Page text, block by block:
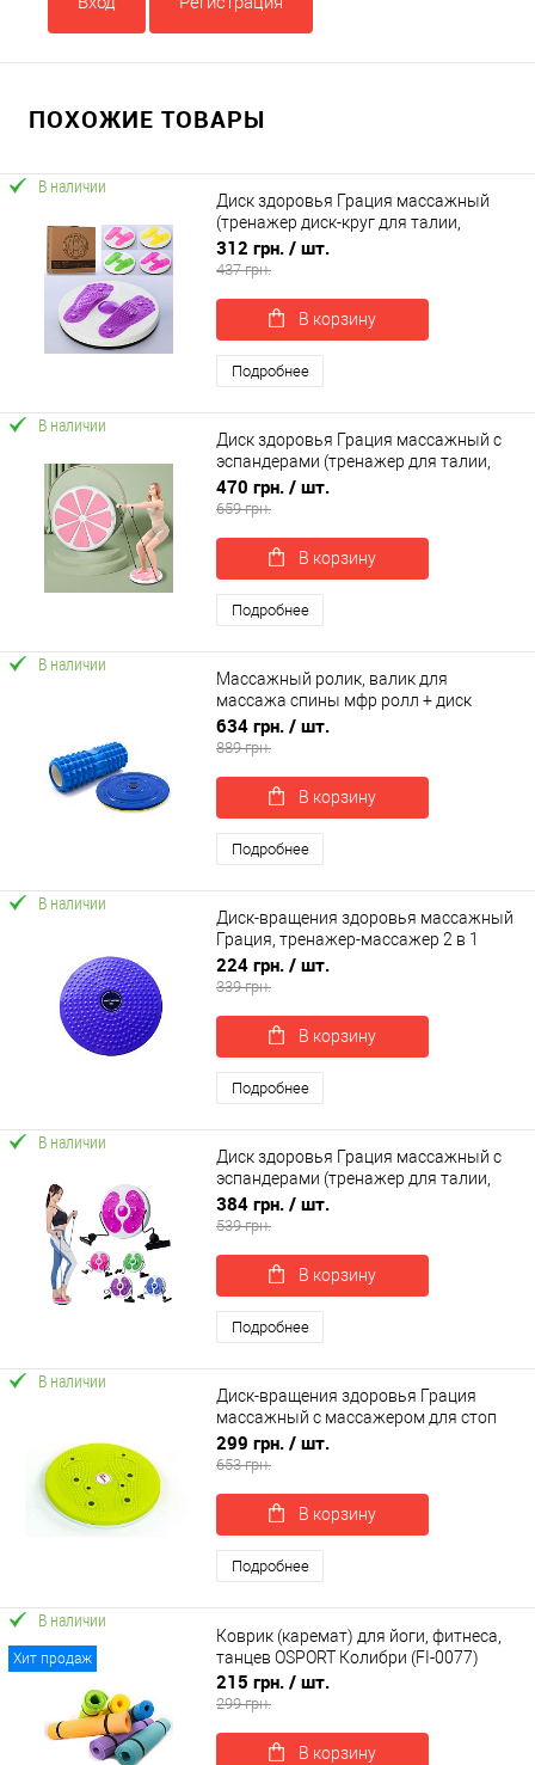
ПОХОЖИЕ ТОВАРЫ
В наличии
Диск здоровья Грация массажный
(тренажер диск-круг для талии,
позвоночника, пресса) OSPORT (MS
2479-1)
312 грн. / шт.
437 грн.
В корзину
Подробнее
В наличии
Диск здоровья Грация массажный с
эспандерами (тренажер для талии,
позвоночника, пресса) OSPORT (MS
4804-2)
470 грн. / шт.
659 грн.
В корзину
Подробнее
В наличии
Массажный ролик, валик для
массажа спины мфр ролл + диск
здоровья грация круг для талии
OSPORT Set 74 (n-0104)
634 грн. / шт.
889 грн.
В корзину
Подробнее
В наличии
Диск-вращения здоровья массажный
Грация, тренажер-массажер 2 в 1
OSPORT (MS 0698)
224 грн. / шт.
339 грн.
В корзину
Подробнее
В наличии
Диск здоровья Грация массажный с
эспандерами (тренажер для талии,
позвоночника, пресса) OSPORT (MS
4977)
384 грн. / шт.
539 грн.
В корзину
Подробнее
В наличии
Диск-вращения здоровья Грация
массажный с массажером для стоп
OSPORT (MS 2479)
299 грн. / шт.
653 грн.
В корзину
Подробнее
Хит продаж
В наличии
Коврик (каремат) для йоги, фитнеса,
танцев OSPORT Колибри (FI-0077)
215 грн. / шт.
299 грн.
В корзину